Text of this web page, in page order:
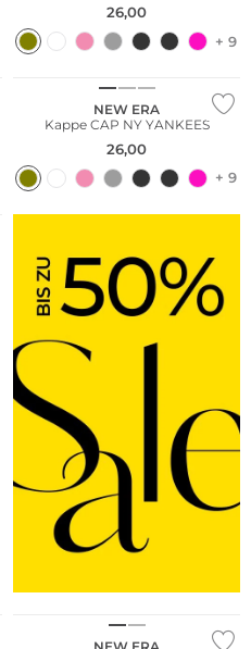
26,00
+ 9
NEW ERA
Kappe CAP NY YANKEES
26,00
+ 9